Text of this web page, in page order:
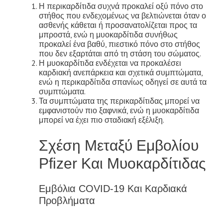
Η περικαρδίτιδα συχνά προκαλεί οξύ πόνο στο
στήθος που ενδεχομένως να βελτιώνεται όταν ο
ασθενής κάθεται ή προσανατολίζεται προς τα
μπροστά, ενώ η μυοκαρδίτιδα συνήθως
προκαλεί ένα βαθύ, πιεστικό πόνο στο στήθος
που δεν εξαρτάται από τη στάση του σώματος.
Η μυοκαρδίτιδα ενδέχεται να προκαλέσει
καρδιακή ανεπάρκεια και σχετικά συμπτώματα,
ενώ η περικαρδίτιδα σπανίως οδηγεί σε αυτά τα
συμπτώματα.
Τα συμπτώματα της περικαρδίτιδας μπορεί να
εμφανιστούν πιο ξαφνικά, ενώ η μυοκαρδίτιδα
μπορεί να έχει πιο σταδιακή εξέλιξη.
Σχέση Μεταξύ Εμβολίου
Pfizer Και Μυοκαρδίτιδας
Εμβόλια COVID-19 Και Καρδιακά
Προβλήματα